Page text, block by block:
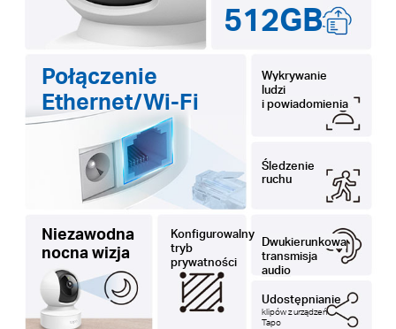
Połączenie
Ethernet/Wi-Fi
Wykrywanie
ludzi
i powiadomienia
512GB
Konfigurowalny
tryb
prywatności
Dwukierunkowa
transmisja
audio
Udostępnianie
klipów z urządzeń
Tapo
Niezawodna
nocna wizja
Śledzenie
ruchu